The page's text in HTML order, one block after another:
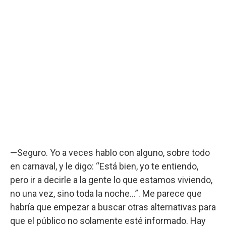
—Seguro. Yo a veces hablo con alguno, sobre todo
en carnaval, y le digo: “Está bien, yo te entiendo,
pero ir a decirle a la gente lo que estamos viviendo,
no una vez, sino toda la noche...”. Me parece que
habría que empezar a buscar otras alternativas para
que el público no solamente esté informado. Hay